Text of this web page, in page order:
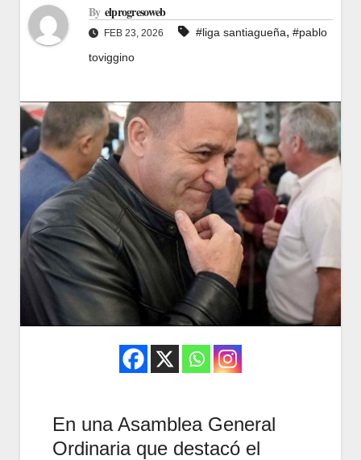
By elprogresoweb
FEB 23, 2026 #liga santiagueña, #pablo
toviggino
En una Asamblea General
Ordinaria que destacó el